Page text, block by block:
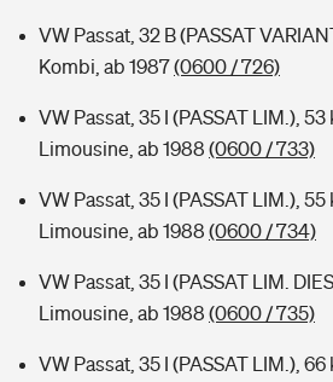
VW Passat, 32 B (PASSAT
Kombi, ab 1987(0600 / 726)
VW Passat, 35 I (PASSAT LIM.), 53
Limousine, ab 1988 (0600 / 733)
VW Passat, 35 I (PASSAT LIM.), 55
Limousine, ab 1988 (0600 / 734)
VW Passat, 35 I (PASSAT LIM.
Limousine, ab 1988 (0600 / 735)
VW Passat, 35 I (PASSAT LIM.), 66